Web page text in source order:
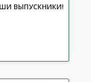
ВЫПУСКНИКИ!